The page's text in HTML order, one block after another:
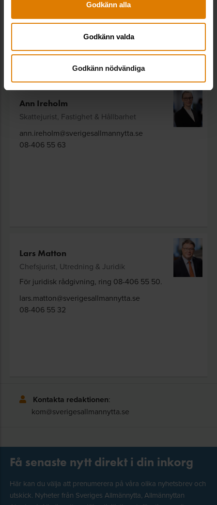
Godkänn alla
Godkänn valda
Godkänn nödvändiga
Kontakter hos Sveriges Allmännytta
Ann Ireholm
Skattejurist, Fastighet & Hållbarhet
ann.ireholm@sverigesallmannytta.se
08-406 55 63
Lars Matton
Chefsjurist, Utredning & Juridik
För juridisk rådgivning, ring 08-406 55 50.
lars.matton@sverigesallmannytta.se
08-406 55 32
Kontakta redaktionen:
kom@sverigesallmannytta.se
Få senaste nytt direkt i din inkorg
Här kan du välja att prenumerera på våra olika nyhetsbrev och
utskick. Nyheter från Sveriges Allmännytta, Allmännyttan